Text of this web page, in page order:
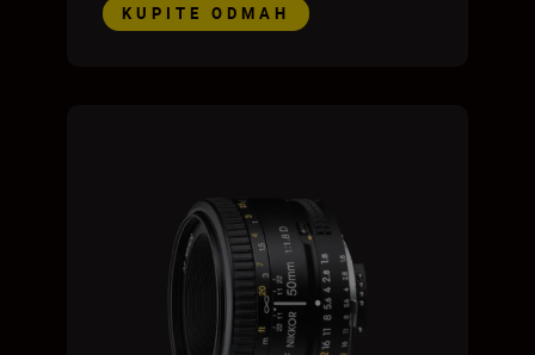
KUPITE ODMAH